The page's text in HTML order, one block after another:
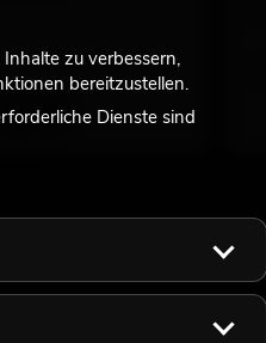
zu verbessern,
bereitzustellen.
Dienste sind